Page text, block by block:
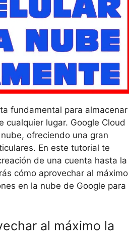
fundamental para almacenar
lugar. Google Cloud
ofreciendo una gran
En este tutorial te
de una cuenta hasta la
cómo aprovechar al máximo
en la nube de Google para
al máximo la